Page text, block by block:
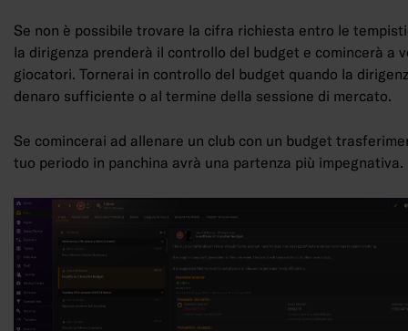
Se non è possibile trovare la cifra richiesta entro le
la dirigenza prenderà il controllo del budget e comincerà a
giocatori. Tornerai in controllo del budget quando la
denaro sufficiente o al termine della sessione di mercato.
Se comincerai ad allenare un club con un budget
tuo periodo in panchina avrà una partenza più impegnativa.